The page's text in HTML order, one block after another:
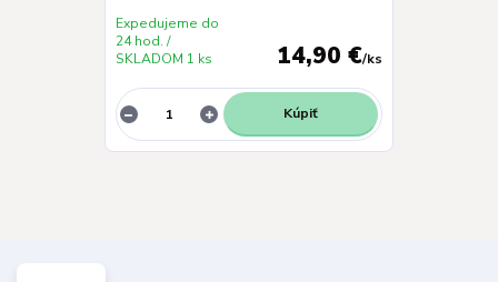
14,90 €/ks
Expedujeme do
24 hod. /
SKLADOM 1 ks
Kúpiť